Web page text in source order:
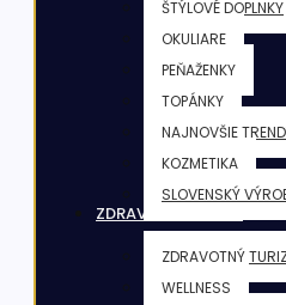
ŠTÝLOVÉ DOPLNKY
OKULIARE
PEŇAŽENKY
TOPÁNKY
NAJNOVŠIE
KOZMETIKA
SLOVENSKÝ
ZDRAVIE & FITNESS
ZDRAVOTNÝ
WELLNESS